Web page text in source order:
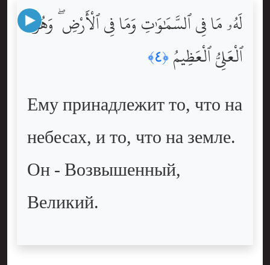
لَهُۥ مَا فِى ٱلسَّمَٰوَٰتِ وَمَا فِى ٱلْأَرْضِ ۖ وَهُوَ
ٱلْعَلِىُّ ٱلْعَظِيمُ ﴿٤﴾
Ему принадлежит то, что на
небесах, и то, что на земле.
Он - Возвышенный,
Великий.